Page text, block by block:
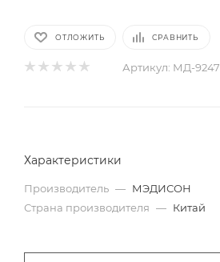
ОТЛОЖИТЬ СРАВНИТЬ
Артикул: МД-9247
Характеристики
Производитель — МЭДИСОН
Страна производителя — Китай